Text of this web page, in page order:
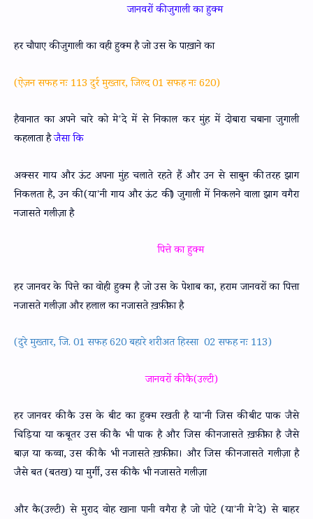
जानवरों की जुगाली का हुक्म
हर चौपाए की जुगाली का वही हुक्म है जो उस के पाख़ाने का
(ऐज़न सफह नः 113 दुर्र मुख्तार, जिल्द 01 सफह नः 620)
हैवानात का अपने चारे को मे'दे में से निकाल कर मुंह में दोबारा चबाना जुगाली
कहलाता हैजैसा कि
अक्सर गाय और ऊंट अपना मुंह चलाते रहते हैं और उन से साबुन की तरह झाग
निकलता है, उन की (या'नी गाय और ऊंट की) जुगाली में निकलने वाला झाग वगैरा
नजासते गलीज़ा है
पित्ते का हुक्म
हर जानवर के पित्ते का वोही हुक्म है जो उस के पेशाब का, हराम जानवरों का पित्ता
नजासते गलीज़ा और हलाल का नजासते ख़फ़ीफ़ा है
(दुरे मुख्तार, जि. 01 सफह 620 बहारे शरीअत हिस्सा 02 सफह नः 113)
जानवरों की कै(उल्टी)
हर जानवर की कै उस के बीट का हुक्म रखती है या'नी जिस की बीट पाक जैसे
चिड़िया या कबूतर उस की कै भी पाक है और जिस की नजासते ख़फ़ीफ़ा है जैसे
बाज़ या कव्वा, उस की कै भी नजासते ख़फ़ीफ़ा। और जिस की नजासते गलीज़ा है
जैसे बत (बतख) या मुर्गी, उस की कै भी नजासते गलीज़ा
और कै(उल्टी) से मुराद वोह खाना पानी वगैरा है जो पोटे (या'नी मे'दे) से बाहर